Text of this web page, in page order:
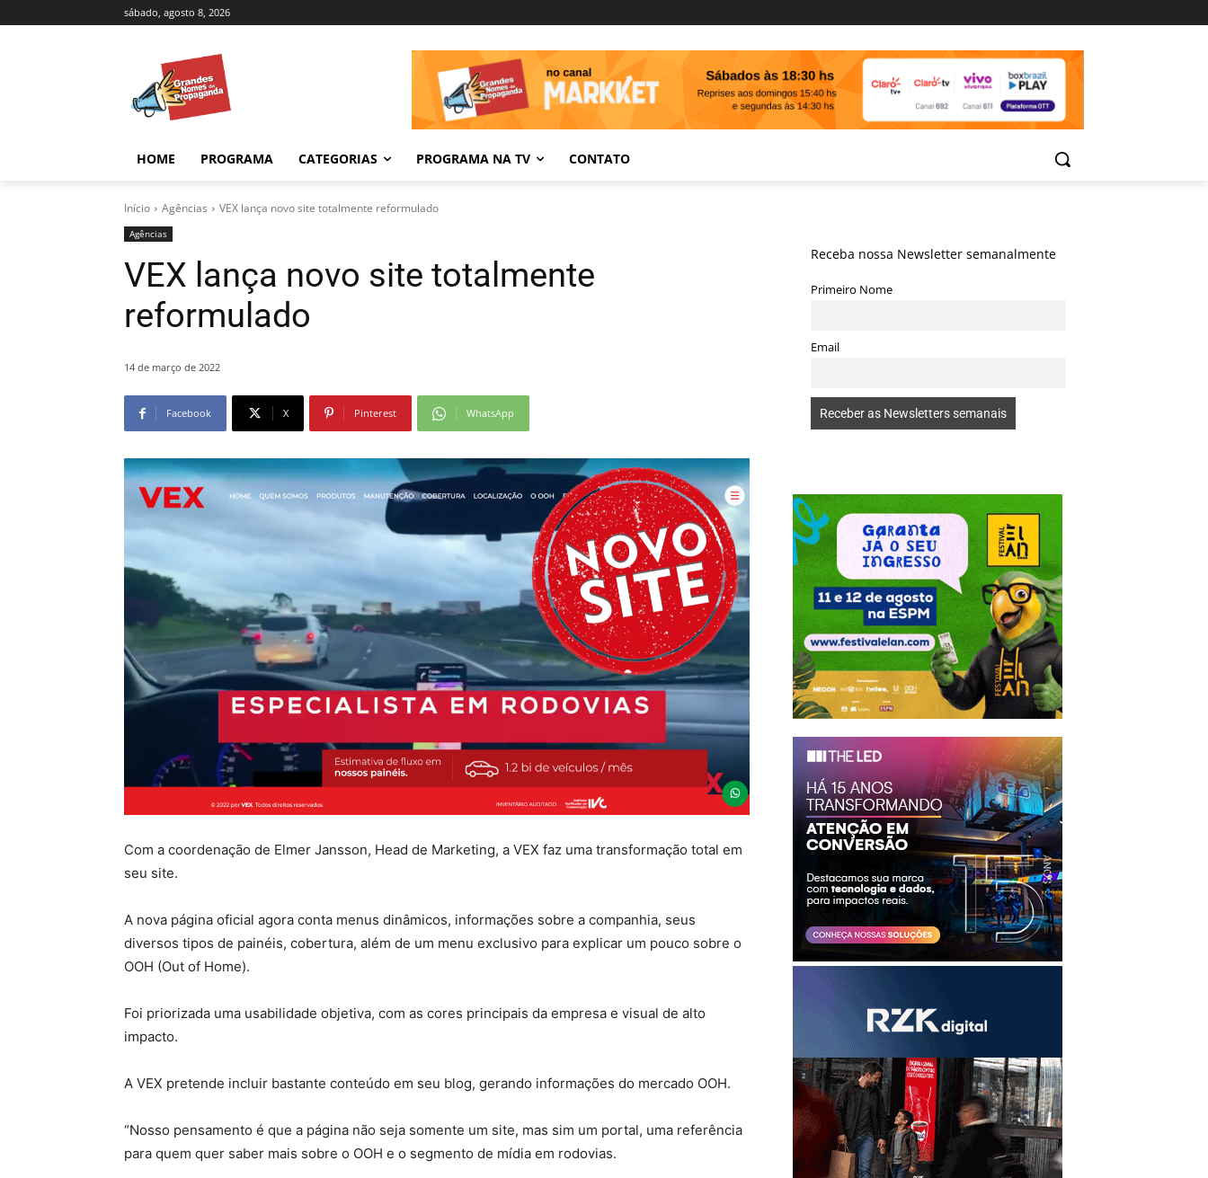
sábado, agosto 8, 2026
HOME PROGRAMA CATEGORIAS PROGRAMA NA TV CONTATO
Início Agências VEX lança novo site totalmente reformulado
Agências
VEX lança novo site totalmente
reformulado
14 de março de 2022
Facebook X Pinterest WhatsApp
Com a coordenação de Elmer Jansson, Head de Marketing, a VEX faz uma transformação total em
seu site.
A nova página oficial agora conta menus dinâmicos, informações sobre a companhia, seus
diversos tipos de painéis, cobertura, além de um menu exclusivo para explicar um pouco sobre o
OOH (Out of Home).
Foi priorizada uma usabilidade objetiva, com as cores principais da empresa e visual de alto
impacto.
A VEX pretende incluir bastante conteúdo em seu blog, gerando informações do mercado OOH.
“Nosso pensamento é que a página não seja somente um site, mas sim um portal, uma referência
para quem quer saber mais sobre o OOH e o segmento de mídia em rodovias.
Receba nossa Newsletter semanalmente
Primeiro Nome
Email